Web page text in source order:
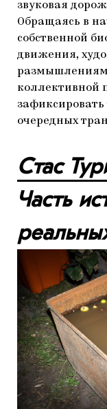
звуковая
Обращаясь в
собственной
движения,
размышлениям
коллективной
очередных
Стас
Часть